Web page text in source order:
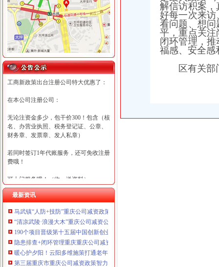
工商新政策出台注册公司特大优惠了：
在本公司注册公司：
无论注资金多少，包干价300！包含（核
名、办营业执照、税务登记证、公章、
财务章、发票章、发人私章）
若同时签订1年代账服务，还可免收注册
费哦！
可上门服务哦！（收、送资料）
可加急服务哦！（最快可1工作日）
可代理开银行账户！（我们有长期合作
的银行，可免银行年费用）
咨询热线：023-63653351/63653355、13
320337068、13368080804，一通电话，
优惠多多！
最新资讯
马武镇“人防+技防”重庆公司减资政策齐发力守住汛期安全底线
“清凉武陵·浪漫大木”重庆公司减资公告杯中老年气排球邀请赛圆满落幕
190个项目晋级第十五届中国创新创业大赛重庆赛区复赛、重庆公司减资政策决
隐患排查+闭环管理重庆重庆公司减资代办全力筑牢3075座水库防汛安全堤
暖心护夕阳！云阳多维施策打通老年助餐服务连心路
第三届重庆市重庆公司减资政策智力运动会闭幕涪陵区代表队获佳绩
解信访积案
好每一次来
看问题、想
平，重点关
闭环管理，
福感、安全感
区有关